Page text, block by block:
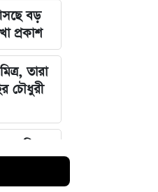
বড়
প্রকাশ
তারা
চৌধুরী